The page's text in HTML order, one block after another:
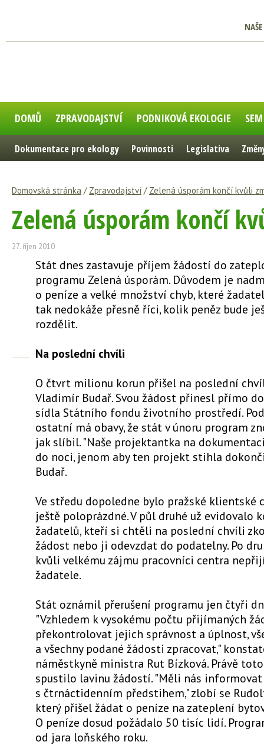
DOMŮ ZPRAVODAJSTVÍ PODNIKOVÁ EKOLOGIE
Dokumentace pro ekology Povinnosti Legislativa
Domovská stránka / Zpravodajství / Zelená úsporám končí kvůli
Zelená úsporám končí
27. říjen 2010
Stát dnes zastavuje příjem žádostí do
programu Zelená úsporám. Důvodem je
o peníze a velké množství chyb, které
tak nedokáže přesně říci, kolik peněz bude
rozdělit.
Na poslední chvíli
O čtvrt milionu korun přišel na poslední
Vladimír Budař. Svou žádost přinesl přímo
sídla Státního fondu životního prostředí.
ostatní má obavy, že stát v únoru program
jak slíbil. "Naše projektantka na
do noci, jenom aby ten projekt stihla
Budař.
Ve středu dopoledne bylo pražské klientské
ještě poloprázdné. V půl druhé už evidovalo
žadatelů, kteří si chtěli na poslední chvíli
žádost nebo ji odevzdat do podatelny. Po
kvůli velkému zájmu pracovníci centra
žadatele.
Stát oznámil přerušení programu jen čtyři
"Vzhledem k vysokému počtu přijímaných
překontrolovat jejich správnost a úplnost,
a všechny podané žádosti zpracovat,"
náměstkyně ministra Rut Bízková. Právě
spustilo lavinu žádostí. "Měli nás informovat
s čtrnáctidenním předstihem," zlobí se
který přišel žádat o peníze na zateplení
O peníze dosud požádalo 50 tisíc lidí.
od jara loňského roku.